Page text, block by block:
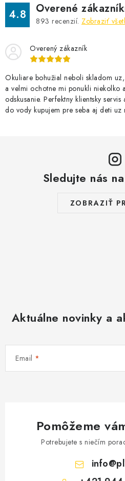
4.8 Overené
893 recenzií. Zobraziť
Overený zákazník
Okuliare bohužial neboli skladom
a velmi ochotne mi ponukli niekolko
odskusanie. Perfektny klientsky
do vody kupujem pre seba aj deti uz
Sledujte nás
ZOBRAZIŤ
Aktuálne novinky a
Email
Pomôžeme
Potrebujete s niečím
info@